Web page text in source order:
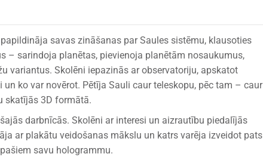
savas zināšanas par Saules sistēmu, klausoties
– sarindoja planētas, pievienoja planētām nosaukumus,
variantus. Skolēni iepazinās ar observatoriju, apskatot
ko var novērot. Pētīja Sauli caur teleskopu, pēc tam – caur
skatījās 3D formātā.
darbnīcās. Skolēni ar interesi un aizrautību piedalījās
ar plakātu veidošanas mākslu un katrs varēja izveidot pats
savu hologrammu.